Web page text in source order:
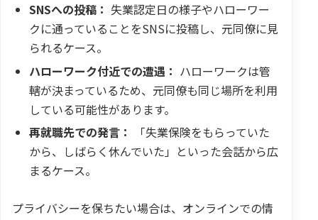
SNSへの投稿： 失業認定日の様子やハローワー
クに通っていることをSNSに投稿し、元同僚に見
られるケース。
ハローワーク付近での遭遇： ハローワークは管
轄が決まっているため、元同僚も同じ場所を利用
している可能性があります。
再就職先での発言：
「失業保険をもらっていた
から、しばらく休んでいた」といった会話から広
まるケース。
プライバシーを保ちたい場合は、オンラインでの情